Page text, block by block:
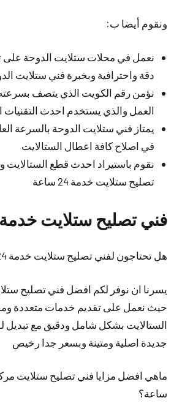
ونقوم أيضا ب:
نعمل في محلات ستلايت الدوحة على
دقة واحترافية وبخبرة فني ستلايت
نؤمن رقم الكويت الذي يتصف بسرعته
العمل والذي يستخدم احدث التقنيات
يمتاز فني ستلايت الدوحة بالسرعة
في اصلاح كافة اعطال الستالايت
نقوم باستيراد احدث قطع الستالايت
تصليح ستلايت خدمة 24 ساعة
فني تصليح ستلايت خدمة 24 ساعة
هل تحتاجون لفني تصليح ستلايت خدمة 24 ساعة؟
حيث نعمل على تقديم خدمات متعددة
الستالايت بشكل شامل ودقيق مع تبديل
جديدة اصلية ومتينة وبسعر جدا رخيص
ساعة؟